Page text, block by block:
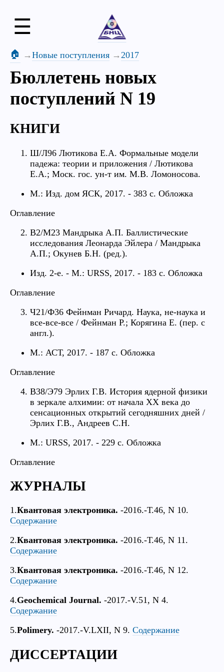
☰
🏠 Новые поступления 2017
Бюллетень новых
поступлений N 19
КНИГИ
Ш/Л96 Лютикова Е.А. Формальные модели
падежа: теории и приложения / Лютикова
Е.А.; Моск. гос. ун-т им. М.В. Ломоносова.
М.: Изд. дом ЯСК, 2017. - 383 с. Обложка
Оглавление
В2/М23 Мандрыка А.П. Баллистические
исследования Леонарда Эйлера / Мандрыка
А.П.; Окунев Б.Н. (ред.).
Изд. 2-е. - М.: URSS, 2017. - 183 с. Обложка
Оглавление
Ч21/Ф36 Фейнман Ричард. Наука, не-наука и
все-все-все / Фейнман Р.; Корягина Е. (пер. с
англ.).
М.: АСТ, 2017. - 187 с. Обложка
Оглавление
В38/Э79 Эрлих Г.В. История ядерной физики
в зеркале алхимии: от начала XX века до
сенсационных открытий сегодняшних дней /
Эрлих Г.В., Андреев С.Н.
М.: URSS, 2017. - 229 с. Обложка
Оглавление
ЖУРНАЛЫ
1.Квантовая электроника. -2016.-Т.46, N 10.
Содержание
2.Квантовая электроника. -2016.-Т.46, N 11.
Содержание
3.Квантовая электроника. -2016.-Т.46, N 12.
Содержание
4.Geochemical Journal. -2017.-V.51, N 4.
Содержание
5.Polimery. -2017.-V.LXII, N 9. Содержание
ДИССЕРТАЦИИ